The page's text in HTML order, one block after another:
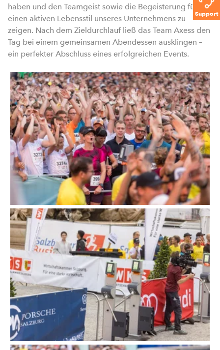
Support
haben und den Teamgeist sowie die Begeisterung für
einen aktiven Lebensstil unseres Unternehmens zu
zeigen. Nach dem Zieldurchlauf ließ das Team Axess den
Tag bei einem gemeinsamen Abendessen ausklingen –
ein perfekter Abschluss eines erfolgreichen Events.